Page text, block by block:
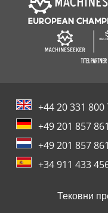
+44 20 331 800
+49 201 857
+49 201 857
+34 911 433
Тековни